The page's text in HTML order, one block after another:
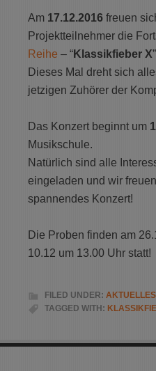
Am 17.12.2016 freuen
Projektteilnehmer die
Reihe – “Klassikfieber X
Dieses Mal dreht sich
jetzigen Zuhörer der
Das Konzert beginnt um
Musikschule.
Natürlich sind alle
eingeladen und wir
spannendes Konzert!
Die Proben finden am
10.12 um 13.00 Uhr statt!
FILED UNDER: AKTUELLES
TAGGED WITH: